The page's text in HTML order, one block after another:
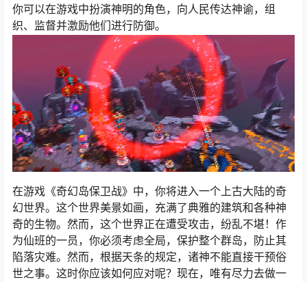
你可以在游戏中扮演神明的角色，向人民传达神谕，组
织、监督并激励他们进行防御。
在游戏《奇幻岛保卫战》中，你将进入一个上古大陆的奇
幻世界。这个世界美景如画，充满了典雅的建筑和各种神
奇的生物。然而，这个世界正在遭受攻击，纷乱不堪！作
为仙班的一员，你必须考虑全局，保护整个群岛，防止其
陷落灾难。然而，根据天条的规定，诸神不能直接干预俗
世之事。这时你应该如何应对呢？现在，唯有尽力去做一